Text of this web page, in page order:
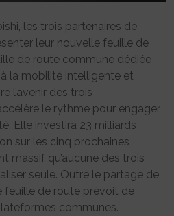
les trois partenaires de
leur nouvelle feuille de
de route commune dédiée
la mobilité intelligente et
l’avenir des trois
le rythme pour engager
Elle investira 23 milliards
sur les cinq prochaines
massif qu’aucune des trois
seule. Outre le partage de
de route prévoit de
communes.